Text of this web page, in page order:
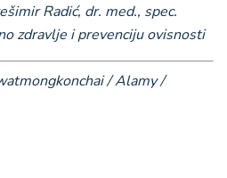
Radić, dr. med., spec.
zdravlje i prevenciju ovisnosti
/ Alamy /